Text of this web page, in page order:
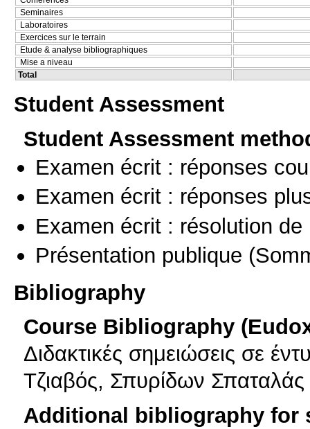
Seminaires
Laboratoires
Exercices sur le terrain
Etude & analyse bibliographiques
Mise a niveau
Total
Student Assessment
Student Assessment
Examen écrit : réponses
Examen écrit : réponses
Examen écrit : résolution de
Présentation publique
Bibliography
Course Bibliography
Διδακτικές σημειώσεις σε
Τζιαβός, Σπυρίδων Σπαταλάς
Additional bibliography for